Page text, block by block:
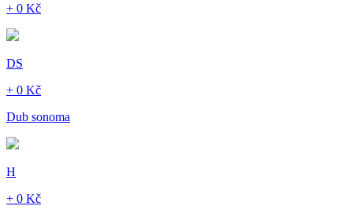
+ 0 Kč
DS
+ 0 Kč
Dub sonoma
H
+ 0 Kč